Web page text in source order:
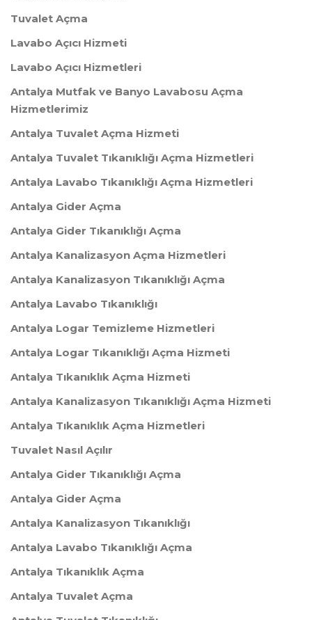
Tuvalet Açma
Lavabo Açıcı Hizmeti
Lavabo Açıcı Hizmetleri
Antalya Mutfak ve Banyo Lavabosu Açma
Hizmetlerimiz
Antalya Tuvalet Açma Hizmeti
Antalya Tuvalet Tıkanıklığı Açma Hizmetleri
Antalya Lavabo Tıkanıklığı Açma Hizmetleri
Antalya Gider Açma
Antalya Gider Tıkanıklığı Açma
Antalya Kanalizasyon Açma Hizmetleri
Antalya Kanalizasyon Tıkanıklığı Açma
Antalya Lavabo Tıkanıklığı
Antalya Logar Temizleme Hizmetleri
Antalya Logar Tıkanıklığı Açma Hizmeti
Antalya Tıkanıklık Açma Hizmeti
Antalya Kanalizasyon Tıkanıklığı Açma Hizmeti
Antalya Tıkanıklık Açma Hizmetleri
Tuvalet Nasıl Açılır
​Antalya Gider Tıkanıklığı Açma
​Antalya Gider Açma
​Antalya Kanalizasyon Tıkanıklığı
​Antalya Lavabo Tıkanıklığı Açma
​Antalya Tıkanıklık Açma
​Antalya Tuvalet Açma